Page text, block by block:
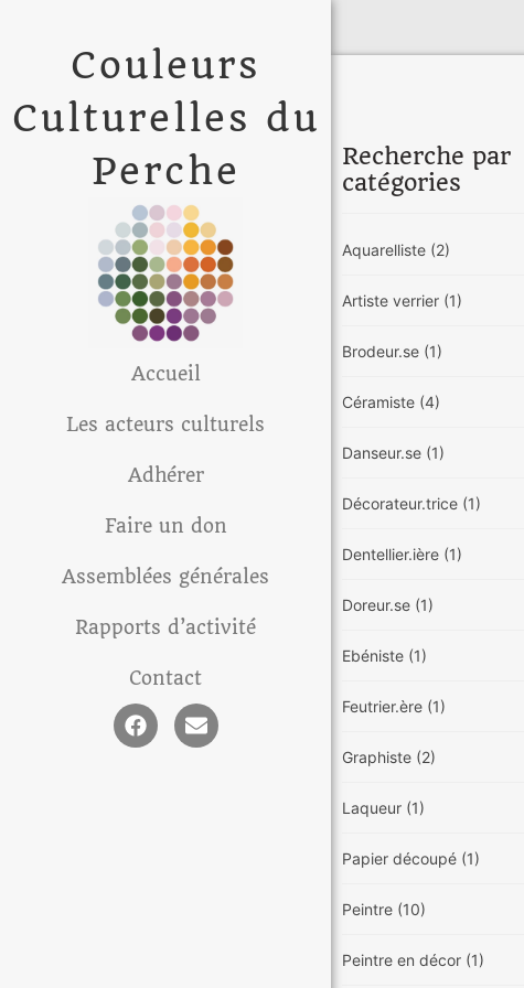
Couleurs
Culturelles du
Perche
Accueil
Les acteurs culturels
Adhérer
Faire un don
Assemblées générales
Rapports d’activité
Contact
Recherche par
catégories
Aquarelliste (2)
Artiste verrier (1)
Brodeur.se (1)
Céramiste (4)
Danseur.se (1)
Décorateur.trice (1)
Dentellier.ière (1)
Doreur.se (1)
Ebéniste (1)
Feutrier.ère (1)
Graphiste (2)
Laqueur (1)
Papier découpé (1)
Peintre (10)
Peintre en décor (1)